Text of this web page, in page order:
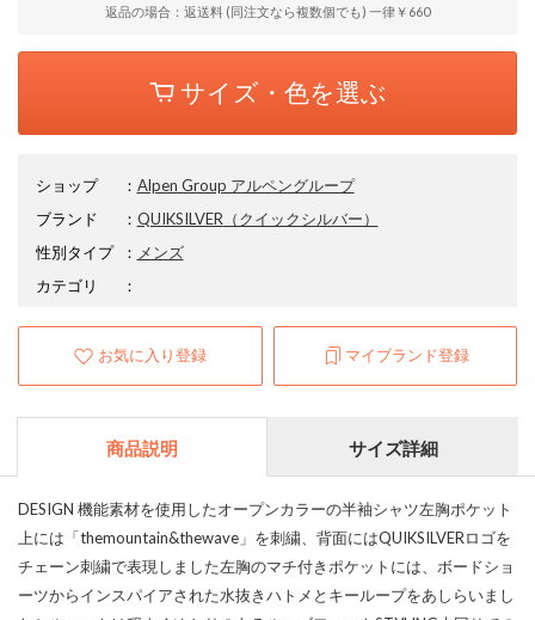
返品の場合：返送料 (同注文なら複数個でも) 一律￥660
サイズ・色を選ぶ
ショップ ： Alpen Group アルペングループ
ブランド
： QUIKSILVER （クイックシルバー）
性別タイプ
： メンズ
カテゴリ
：
お気に入り登録 マイブランド登録
商品説明 サイズ詳細
DESIGN 機能素材を使用したオープンカラーの半袖シャツ左胸ポケット
上には「themountain&thewave」を刺繍、背面にはQUIKSILVERロゴを
チェーン刺繍で表現しました左胸のマチ付きポケットには、ボードショ
ーツからインスパイアされた水抜きハトメとキーループをあしらいまし